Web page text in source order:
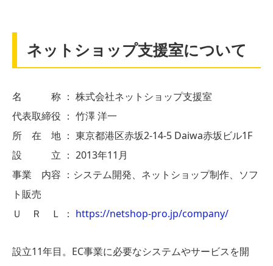
ネットショップ支援室について
名 称 ： 株式会社ネットショップ支援室
代表取締役 ： 竹澤 洋一
所 在 地 ： 東京都港区赤坂2-14-5 Daiwa赤坂ビル1F
設 立 ： 2013年11月
事業 内容 ：システム開発、ネットショップ制作、ソフ
ト販売
Ｕ Ｒ Ｌ ： https://netshop-pro.jp/company/
設立11年目。EC事業に必要なシステムやサービスを開